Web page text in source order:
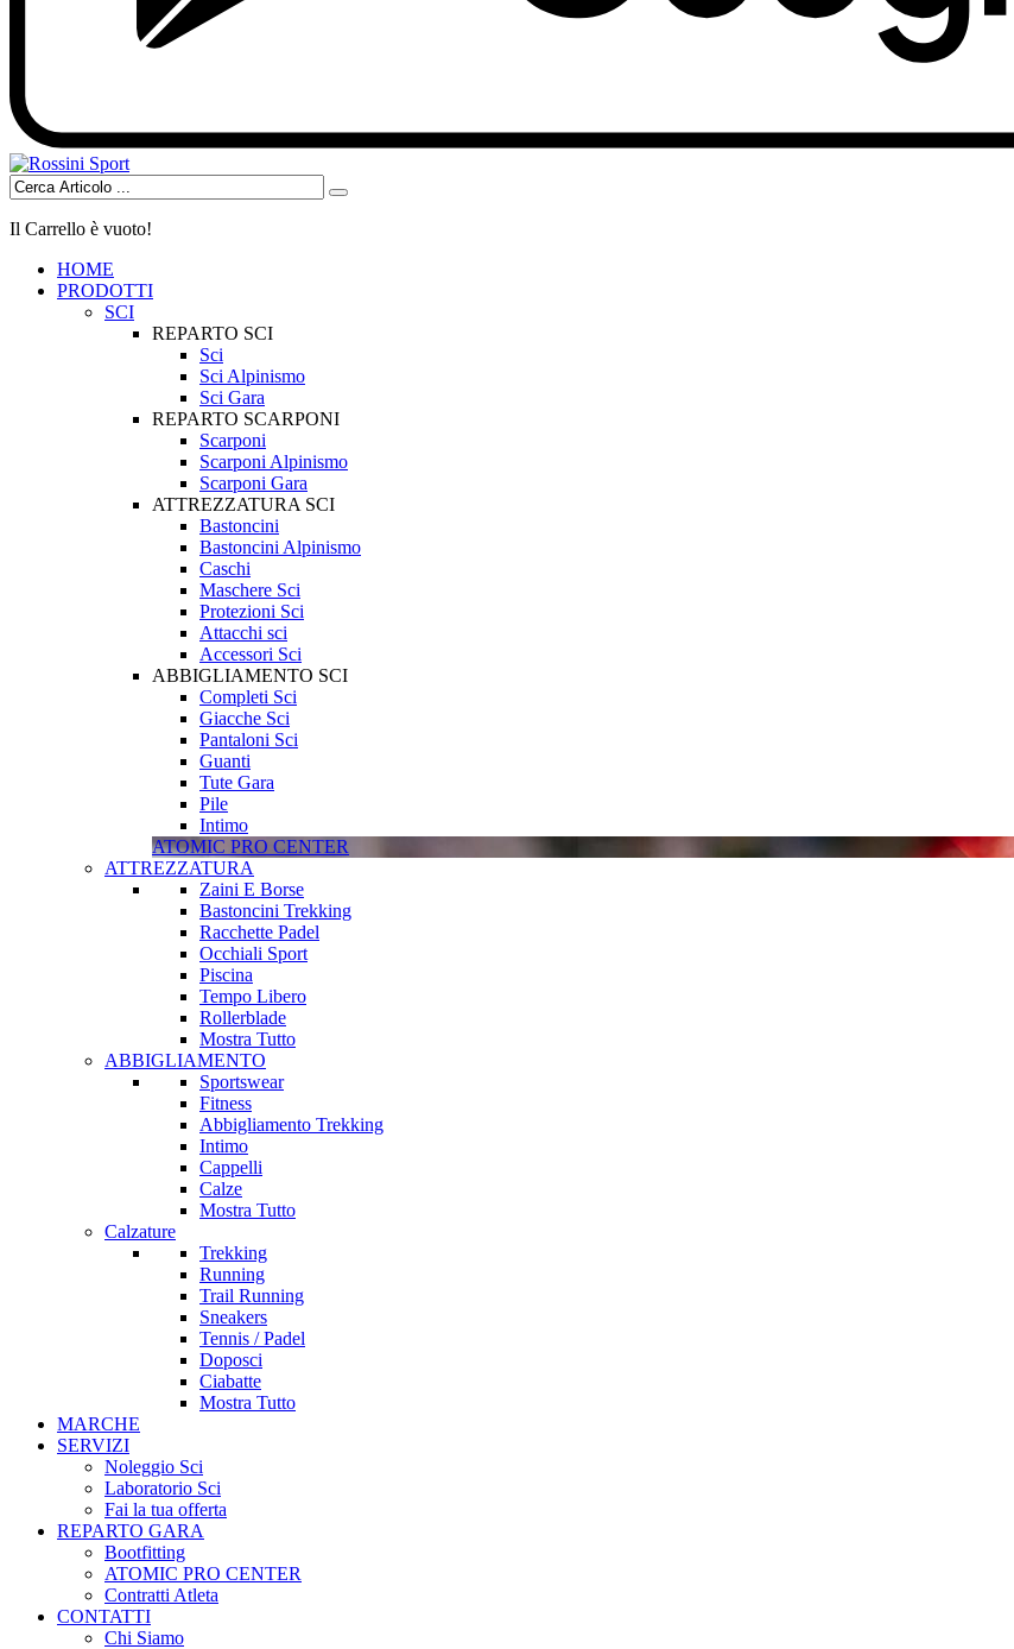
Il Carrello è vuoto!
HOME
PRODOTTI
SCI
REPARTO SCI
Sci
Sci Alpinismo
Sci Gara
REPARTO SCARPONI
Scarponi
Scarponi Alpinismo
Scarponi Gara
ATTREZZATURA SCI
Bastoncini
Bastoncini Alpinismo
Caschi
Maschere Sci
Protezioni Sci
Attacchi sci
Accessori Sci
ABBIGLIAMENTO SCI
Completi Sci
Giacche Sci
Pantaloni Sci
Guanti
Tute Gara
Pile
Intimo
ATOMIC PRO CENTER
ATTREZZATURA
Zaini E Borse
Bastoncini Trekking
Racchette Padel
Occhiali Sport
Piscina
Tempo Libero
Rollerblade
Mostra Tutto
ABBIGLIAMENTO
Sportswear
Fitness
Abbigliamento Trekking
Intimo
Cappelli
Calze
Mostra Tutto
Calzature
Trekking
Running
Trail Running
Sneakers
Tennis / Padel
Doposci
Ciabatte
Mostra Tutto
MARCHE
SERVIZI
Noleggio Sci
Laboratorio Sci
Fai la tua offerta
REPARTO GARA
Bootfitting
ATOMIC PRO CENTER
Contratti Atleta
CONTATTI
Chi Siamo